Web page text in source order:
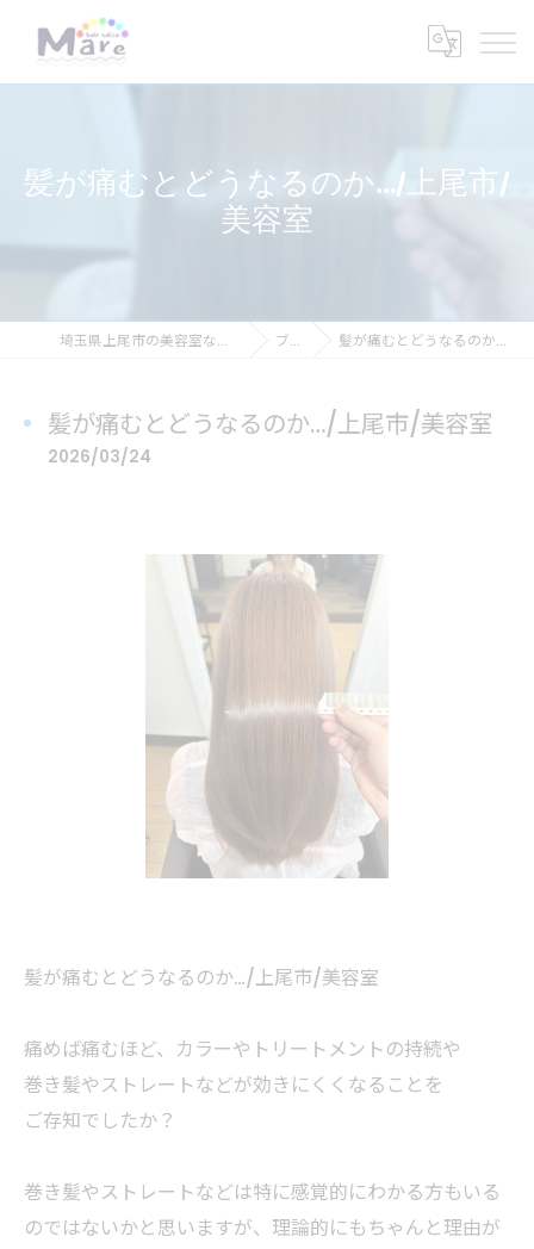
髪が痛むとどうなるのか…/上尾市/
美容室
埼玉県上尾市の美容室ならhair salon Mare ブログ 髪が痛むとどうなるのか…/上尾市/美容室
髪が痛むとどうなるのか…/上尾市/美容室
2026/03/24
髪が痛むとどうなるのか…/上尾市/美容室
痛めば痛むほど、カラーやトリートメントの持続や
巻き髪やストレートなどが効きにくくなることを
ご存知でしたか？
巻き髪やストレートなどは特に感覚的にわかる方もいる
のではないかと思いますが、理論的にもちゃんと理由が